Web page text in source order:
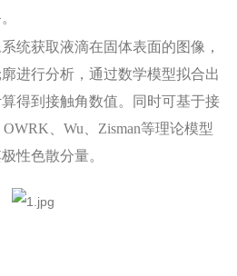
统获取液滴在固体表面的图像，
进行分析，通过数学模型拟合出
得到接触角数值。同时可基于接
、Wu、Zisman等理论模型
性色散分量。